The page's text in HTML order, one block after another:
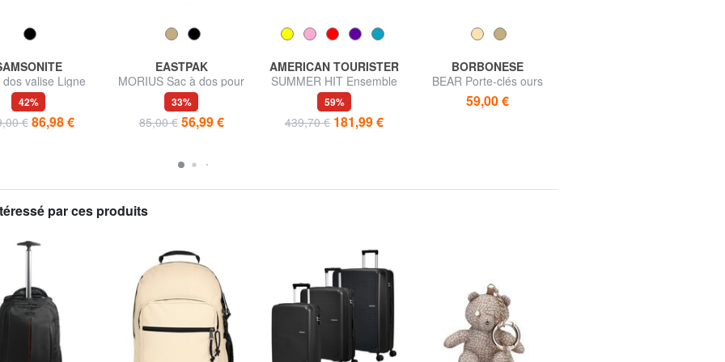
dos valise Ligne
2.0, pour
portable 17,3"
42%
€ 86,98 €
EASTPAK
MORIUS Sac à dos pour
ordinateur 15"
33%
85,00 € 56,99 €
AMERICAN TOURISTER
SUMMER HIT Ensemble
cabine + trolley moyen +
grand
59%
439,70 € 181,99 €
BORBONESE
BEAR Porte-clés ours
59,00 €
par ces produits